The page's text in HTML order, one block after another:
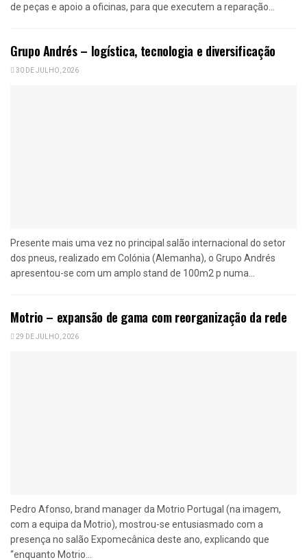
de peças e apoio a oficinas, para que executem a reparação...
Grupo Andrés – logística, tecnologia e diversificação
30 DE JULHO, 2026
Presente mais uma vez no principal salão internacional do setor
dos pneus, realizado em Colónia (Alemanha), o Grupo Andrés
apresentou-se com um amplo stand de 100m2 p numa...
Motrio – expansão de gama com reorganização da rede
29 DE JULHO, 2026
Pedro Afonso, brand manager da Motrio Portugal (na imagem,
com a equipa da Motrio), mostrou-se entusiasmado com a
presença no salão Expomecânica deste ano, explicando que
“enquanto Motrio...